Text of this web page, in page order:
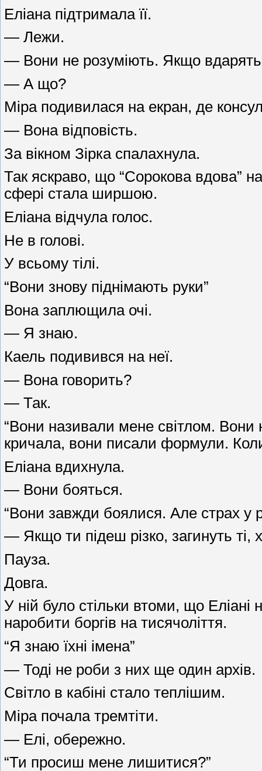
Еліана підтримала її.
— Лежи.
— Вони не розуміють. Якщо вдарять
— А що?
Міра подивилася на екран, де
— Вона відповість.
За вікном Зірка спалахнула.
Так яскраво, що “Сорокова вдова”
сфері стала ширшою.
Еліана відчула голос.
Не в голові.
У всьому тілі.
“Вони знову піднімають руки”
Вона заплющила очі.
— Я знаю.
Каель подивився на неї.
— Вона говорить?
— Так.
“Вони називали мене світлом.
кричала, вони писали формули.
Еліана вдихнула.
— Вони бояться.
“Вони завжди боялися. Але страх у
— Якщо ти підеш різко, загинуть ті,
Пауза.
Довга.
У ній було стільки втоми, що
наробити боргів на тисячоліття.
“Я знаю їхні імена”
— Тоді не роби з них ще один архів.
Світло в кабіні стало теплішим.
Міра почала тремтіти.
— Елі, обережно.
“Ти просиш мене лишитися?”